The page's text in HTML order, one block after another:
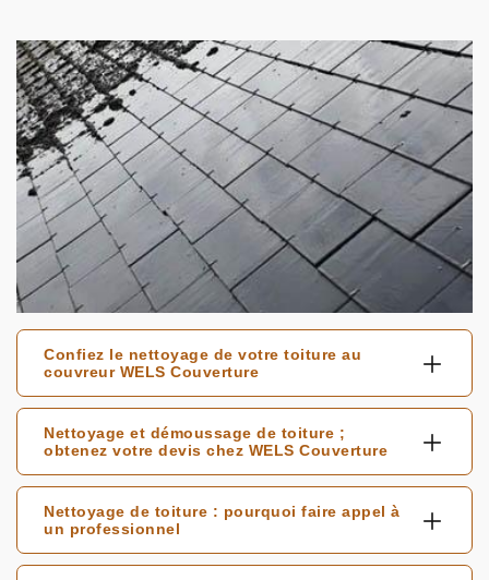
Confiez le nettoyage de votre toiture au
couvreur WELS Couverture
Nettoyage et démoussage de toiture ;
obtenez votre devis chez WELS Couverture
Nettoyage de toiture : pourquoi faire appel à
un professionnel